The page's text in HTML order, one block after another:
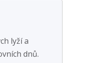
lyží a
dnů.